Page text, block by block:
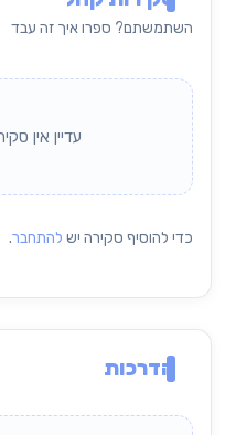
השתמשתם? ספרו איך זה עבד
עדיין אין
כדי להוסיף סקירה יש להתחבר.
הדרכות